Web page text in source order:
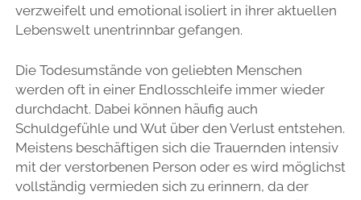
verzweifelt und emotional isoliert in ihrer aktuellen
Lebenswelt unentrinnbar gefangen.
Die Todesumstände von geliebten Menschen
werden oft in einer Endlosschleife immer wieder
durchdacht. Dabei können häufig auch
Schuldgefühle und Wut über den Verlust entstehen.
Meistens beschäftigen sich die Trauernden intensiv
mit der verstorbenen Person oder es wird möglichst
vollständig vermieden sich zu erinnern, da der